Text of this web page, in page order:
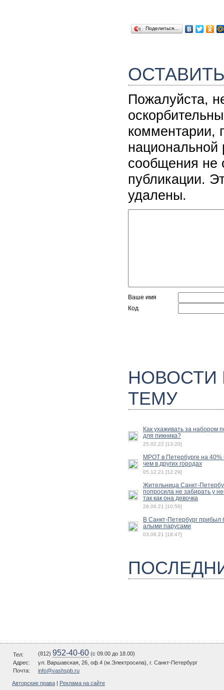
Поделиться…
Пожалуйста,
комментарии,
национальной
сообщения не
публикации.
удалены.
Ваше имя
Код
ТЕМУ
Как ухаживать за набором
для пикника?
25.02.22 [13:20]
МРОТ в Петербурге на 40%
чем в других городах
05.12.21 [12:29]
Жительница Санкт-
попросила не забирать у
так как она девочка
28.08.21 [10:56]
В Санкт-Петербург прибыл
алыми парусами
03.06.21 [18:47]
Тел: (812) 952-40-60 (c 09.00 до 18.00)
Адрес:
ул. Варшавская, 26, оф.4 (м.Электросила), г. Санкт-Петербург
Почта:
info@vashspb.ru
Авторские права Реклама на сайте